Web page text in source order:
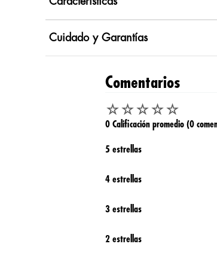
Cuidado y Garantías
Comentarios
☆☆☆☆☆
0 Calificación promedio (0
5 estrellas
4 estrellas
3 estrellas
2 estrellas